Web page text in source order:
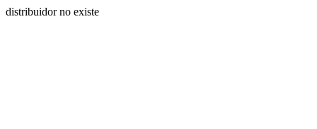
distribuidor no existe